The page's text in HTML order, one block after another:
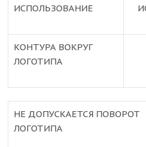
ИСПОЛЬЗОВАНИЕ
КОНТУРА ВОКРУГ
ЛОГОТИПА
НЕ ДОПУСКАЕТСЯ ПОВОРОТ
ЛОГОТИПА